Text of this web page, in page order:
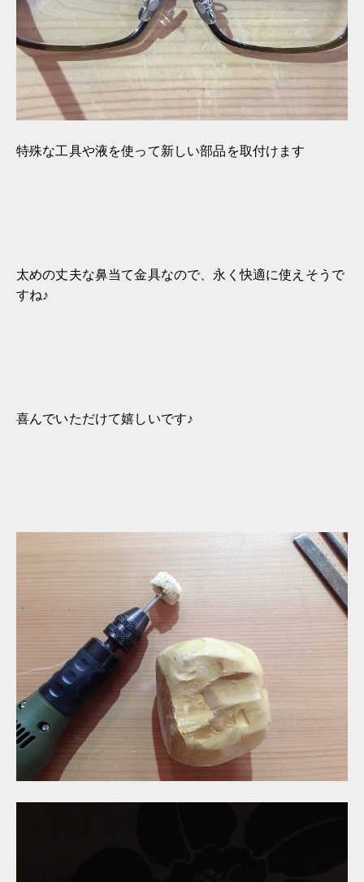
特殊な工具や液を使って新しい部品を取付けます
太めの丈夫な鼻当て金具なので、永く快適に使えそうで
すね♪
喜んでいただけて嬉しいです♪